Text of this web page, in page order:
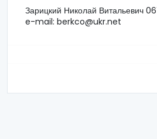
Зарицкий Николай Витальевич
e-mail: berkco@ukr.net